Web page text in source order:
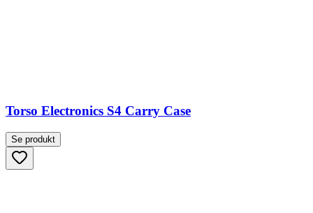
Torso Electronics S4 Carry Case
Se produkt